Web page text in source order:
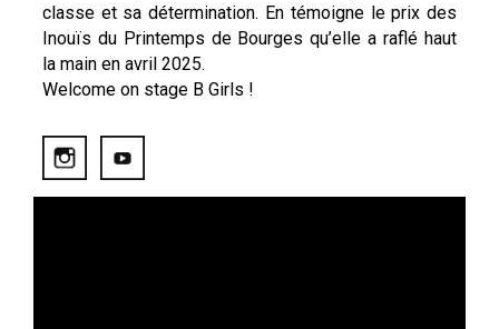
classe et sa détermination. En témoigne le prix des
Inouïs du Printemps de Bourges qu’elle a raflé haut
la main en avril 2025.
Welcome on stage B Girls !